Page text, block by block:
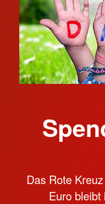
Das Rote
Euro bleibt